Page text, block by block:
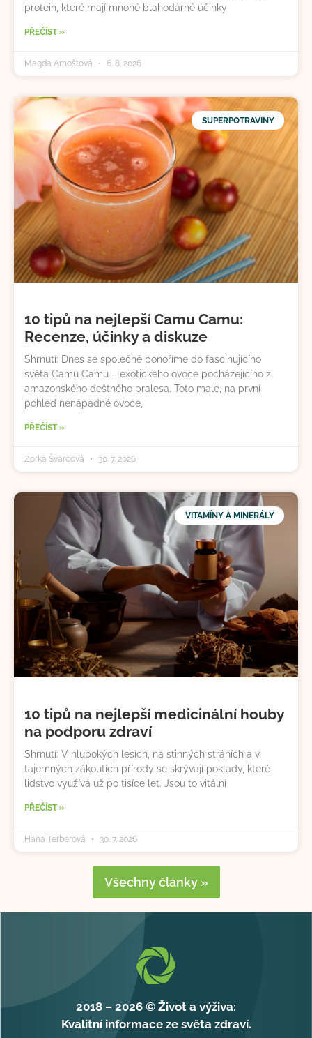
protein, které mají mnohé blahodárné účinky
PŘEČÍST »
Magda Arnoštová 6. 8. 2026
SUPERPOTRAVINY
10 tipů na nejlepší Camu Camu:
Recenze, účinky a diskuze
Shrnutí: Dnes se společně ponoříme do fascinujícího
světa Camu Camu – exotického ovoce pocházejícího z
amazonského deštného pralesa. Toto malé, na první
pohled nenápadné ovoce,
PŘEČÍST »
Zorka Švarcová 30. 7. 2026
VITAMÍNY A MINERÁLY
10 tipů na nejlepší medicinální houby
na podporu zdraví
Shrnutí: V hlubokých lesích, na stinných stráních a v
tajemných zákoutích přírody se skrývají poklady, které
lidstvo využívá už po tisíce let. Jsou to vitální
PŘEČÍST »
Hana Terberová 30. 7. 2026
Všechny články »
2018 – 2026 © Život a výživa:
Kvalitní informace ze světa zdraví.